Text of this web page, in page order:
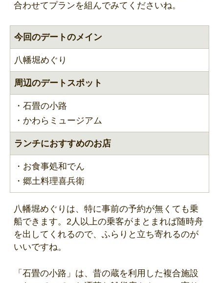
合わせてプランを組んでみてくださいね。
今回のデートのメイン
八幡堀めぐり
周辺のデートスポット
・石畳の小路
・かわらミュージアム
ランチにおすすめのお店
・お食事処和でん
・郷土料理喜兵衛
八幡堀めぐりは、特に事前の予約が無くても乗
船できます。2人以上の乗客がまとまれば随時舟
を出してくれるので、ふらりと立ち寄れるのが
いいですね。
「石畳の小路」は、昔の蔵を利用した複合施設